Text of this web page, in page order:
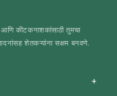
कीटकनाशकांसाठी तुमचा
शेतकऱ्यांना सक्षम बनवणे.
+